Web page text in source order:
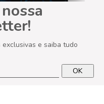
e saiba tudo
OK